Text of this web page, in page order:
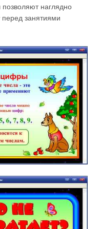
наглядно
занятиями